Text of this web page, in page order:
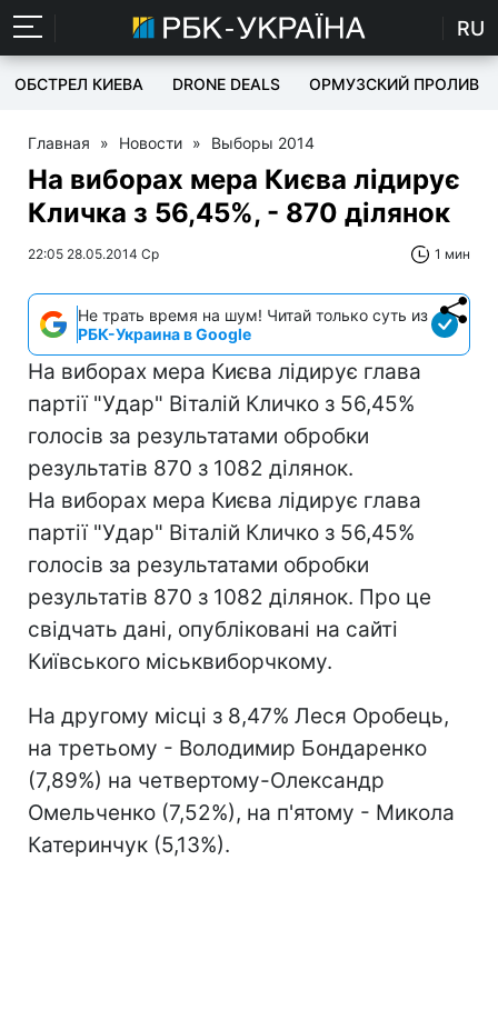
RU
ОБСТРЕЛ КИЕВА DRONE DEALS ОРМУЗСКИЙ ПРОЛИВ
Главная » Новости » Выборы 2014
На виборах мера Києва лідирує
Кличка з 56,45%, - 870 ділянок
22:05 28.05.2014 Ср 1 мин
Не трать время на шум! Читай только суть из
РБК-Украина в Google
На виборах мера Києва лідирує глава
партії "Удар" Віталій Кличко з 56,45%
голосів за результатами обробки
результатів 870 з 1082 ділянок.
На виборах мера Києва лідирує глава
партії "Удар" Віталій Кличко з 56,45%
голосів за результатами обробки
результатів 870 з 1082 ділянок. Про це
свідчать дані, опубліковані на сайті
Київського міськвиборчкому.
На другому місці з 8,47% Леся Оробець,
на третьому - Володимир Бондаренко
(7,89%) на четвертому-Олександр
Омельченко (7,52%), на п'ятому - Микола
Катеринчук (5,13%).